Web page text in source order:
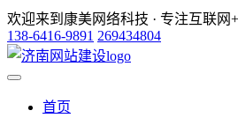
欢迎来到康美网络科技 · 专注互联网
138-6416-9891 269434804
首页